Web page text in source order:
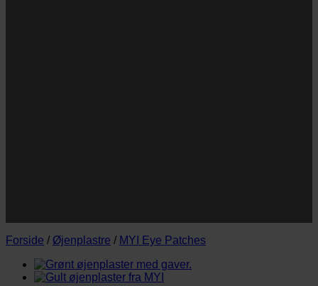
Forside / Øjenplastre / MYI Eye Patches